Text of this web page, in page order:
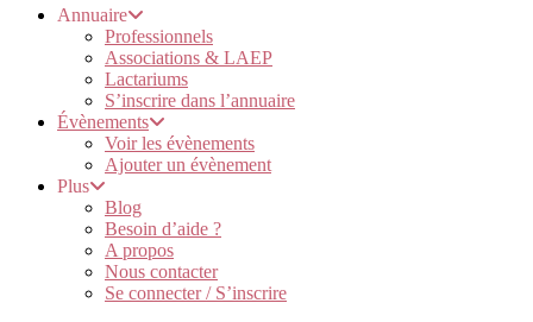
Annuaire
Professionnels
Associations & LAEP
Lactariums
S’inscrire dans l’annuaire
Évènements
Voir les évènements
Ajouter un évènement
Plus
Blog
Besoin d’aide ?
A propos
Nous contacter
Se connecter / S’inscrire